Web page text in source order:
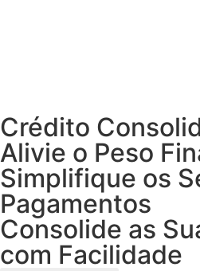
Crédito
Alivie o Peso
Simplifique os
Pagamentos
Consolide as
com Facilidade